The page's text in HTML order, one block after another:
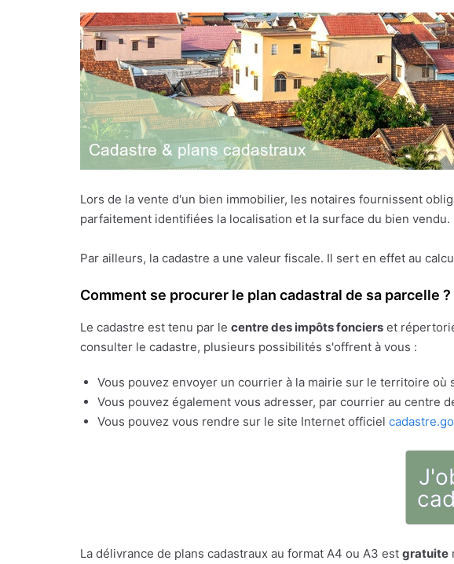
Lors de la vente d'un bien immobilier, les notaires fournissent
parfaitement identifiées la localisation et la surface du bien
Par ailleurs, la cadastre a une valeur fiscale. Il sert en effet au
Comment se procurer le plan cadastral de sa parcelle ?
Le cadastre est tenu par le centre des impôts fonciers et
consulter le cadastre, plusieurs possibilités s'offrent à vous :
Vous pouvez envoyer un courrier à la mairie sur le territoire
Vous pouvez également vous adresser, par courrier au centre
Vous pouvez vous rendre sur le site Internet officiel
La délivrance de plans cadastraux au format A4 ou A3 est gratuite